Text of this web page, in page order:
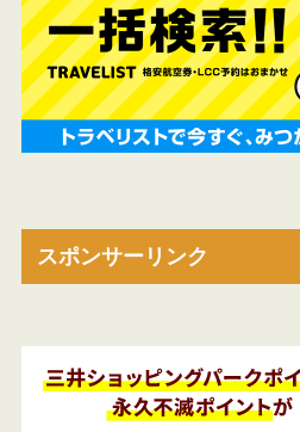
スポンサーリンク